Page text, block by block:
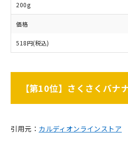
200g
価格
518円(税込)
【第10位】さくさくバナ
引用元： カルディオンラインストア